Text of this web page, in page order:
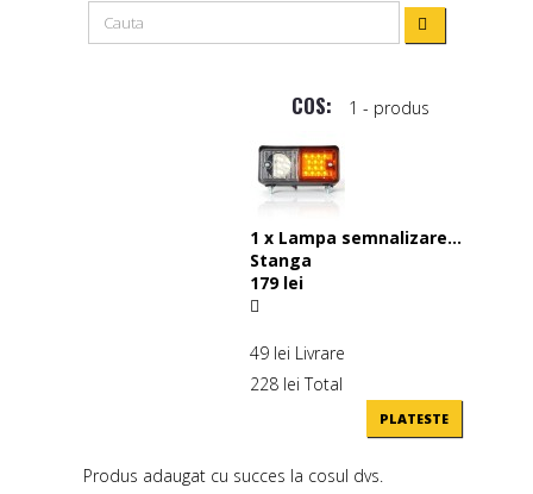
COS: 1 - produs
1 x Lampa semnalizare...
Stanga
179 lei
49 lei Livrare
228 lei Total
PLATESTE
Produs adaugat cu succes la cosul dvs.